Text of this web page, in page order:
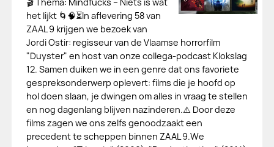
het lijkt 🌀🧠⏳In aflevering 58 van
ZAAL 9 krijgen we bezoek van
Jordi Ostir: regisseur van de Vlaamse horrorfilm
"Duyster" en host van onze collega-podcast Klokslag
12. Samen duiken we in een genre dat ons favoriete
gespreksonderwerp oplevert: films die je hoofd op
hol doen slaan, je dwingen om alles in vraag te stellen
en nog dagenlang blijven nazinderen.⚠️ Door deze
films zagen we ons zelfs genoodzaakt een
precedent te scheppen binnen ZAAL 9.We